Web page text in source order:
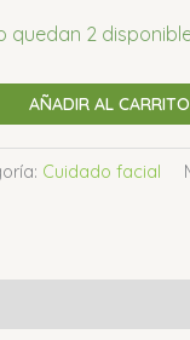
quedan 2
AÑADIR AL CARRITO
Cuidado facial